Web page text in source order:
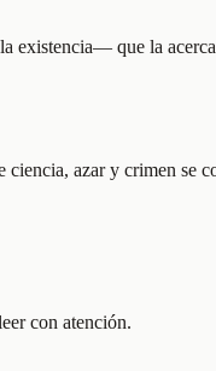
existencia— que la
azar y crimen se
con atención.